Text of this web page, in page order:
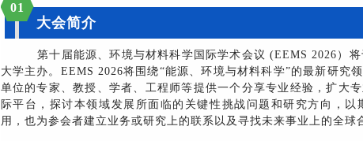
01
大会简介
第十届能源、环境与材料科学国际学术会议 (EEMS 2026）将
大学主办。EEMS 2026将围绕“能源、环境与材料科学”的最新研究
单位的专家、教授、学者、工程师等提供一个分享专业经验，扩大
际平台，探讨本领域发展所面临的关键性挑战问题和研究方向，
用，也为参会者建立业务或研究上的联系以及寻找未来事业上的全球